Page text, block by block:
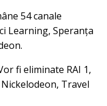
54 canale
Learning, Speranța
fi eliminate RAI 1,
Travel